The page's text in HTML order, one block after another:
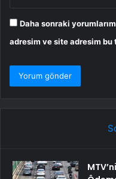
Daha sonraki
adresim ve site adresim bu